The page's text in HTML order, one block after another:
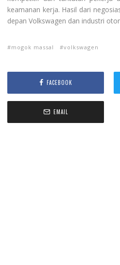
keamanan kerja. Hasil dari
depan Volkswagen dan industri
mogok massal volkswagen
FACEBOOK
EMAIL